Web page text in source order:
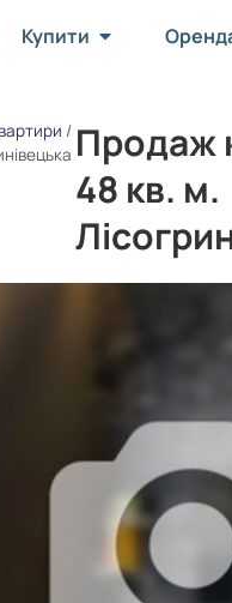
Купити
/ Продаж
48 кв. м.